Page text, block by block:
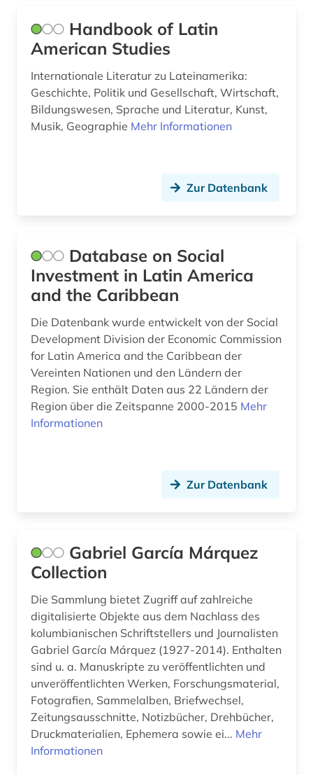
unternehmen (1)
uruguay (2)
usa (4)
venezuela (3)
volksmusik (1)
wahlrecht (1)
wirtschaft (6)
wirtschaftswissenschaften (1)
wörterbuch (3)
zahnmedizin (1)
zeitschrift (4)
zwangsvertreibung (1)
öffentliche sozialausgaben (1)
öffentliches gesundheitswesen (2)
ökonomie (1)
übersetzungswissenschaft (1)
Handbook of Latin
American Studies
Internationale Literatur zu Lateinamerika:
Geschichte, Politik und Gesellschaft, Wirtschaft,
Bildungswesen, Sprache und Literatur, Kunst,
Musik, Geographie Mehr Informationen
Zur Datenbank
Database on Social
Investment in Latin America
and the Caribbean
Die Datenbank wurde entwickelt von der Social
Development Division der Economic Commission
for Latin America and the Caribbean der
Vereinten Nationen und den Ländern der
Region. Sie enthält Daten aus 22 Ländern der
Region über die Zeitspanne 2000-2015 Mehr
Informationen
Zur Datenbank
Gabriel García Márquez
Collection
Die Sammlung bietet Zugriff auf zahlreiche
digitalisierte Objekte aus dem Nachlass des
kolumbianischen Schriftstellers und Journalisten
Gabriel García Márquez (1927-2014). Enthalten
sind u. a. Manuskripte zu veröffentlichten und
unveröffentlichten Werken, Forschungsmaterial,
Fotografien, Sammelalben, Briefwechsel,
Zeitungsausschnitte, Notizbücher, Drehbücher,
Druckmaterialien, Ephemera sowie ei... Mehr
Informationen